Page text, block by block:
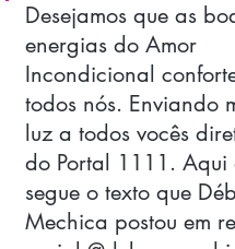
Desejamos que as
energias do Amor
Incondicional
todos nós. Enviando
luz a todos vocês
do Portal 1111.
segue o texto que
Mechica postou em